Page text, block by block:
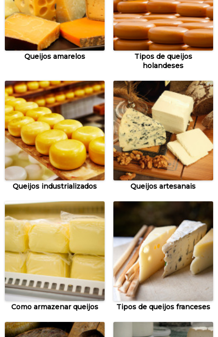
Queijos amarelos
Tipos de queijos
holandeses
Queijos industrializados Queijos artesanais
Como armazenar queijos Tipos de queijos franceses